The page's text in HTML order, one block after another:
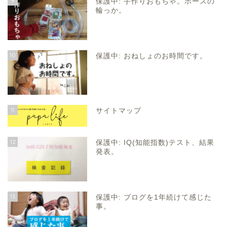
輪っか。
10 保護中: おねしょのお時間です。
11 サイトマップ
12
保護中: IQ(知能指数)テスト、結果
発表。
13
保護中: ブログを1年続けて感じた
事。